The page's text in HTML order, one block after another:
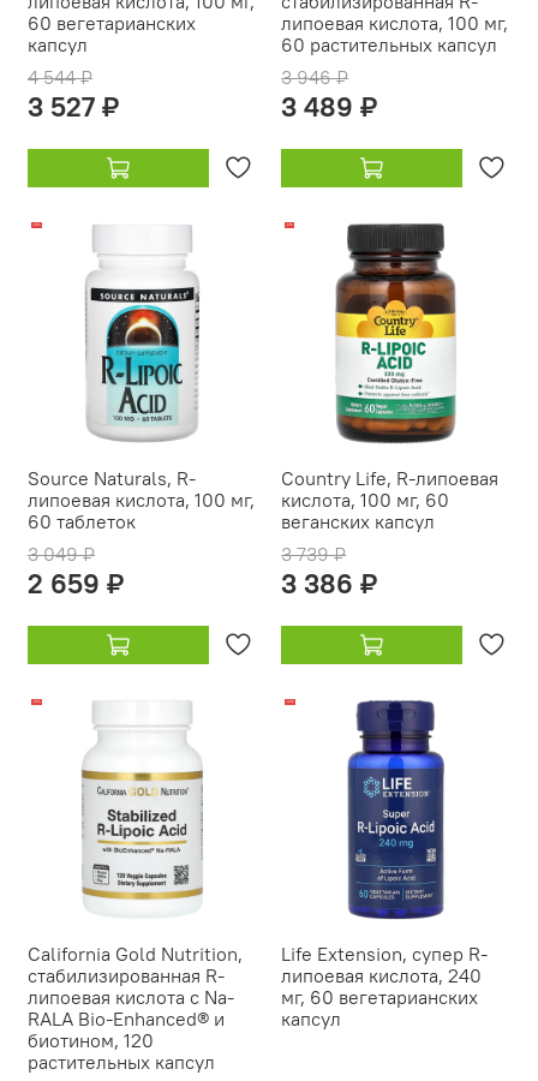
60 вегетарианских
капсул
4 544 ₽
3 527 ₽
липоевая кислота, 100 мг,
60 растительных капсул
3 946 ₽
3 489 ₽
-13%
Source Naturals, R-
липоевая кислота, 100 мг,
60 таблеток
3 049 ₽
2 659 ₽
-9%
Country Life, R-липоевая
кислота, 100 мг, 60
веганских капсул
3 739 ₽
3 386 ₽
-18%
California Gold Nutrition,
стабилизированная R-
липоевая кислота с Na-
RALA Bio-Enhanced® и
биотином, 120
растительных капсул
-12%
Life Extension, супер R-
липоевая кислота, 240
мг, 60 вегетарианских
капсул